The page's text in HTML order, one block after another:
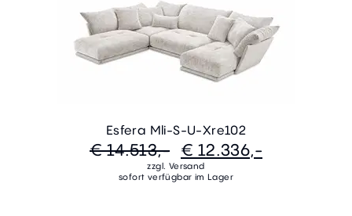
Esfera Mli-S-U-Xre102
€ 14.513,- € 12.336,-
zzgl. Versand
sofort verfügbar im Lager